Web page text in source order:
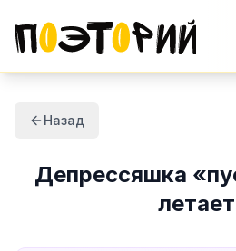
Назад
Депрессяшка «
летает